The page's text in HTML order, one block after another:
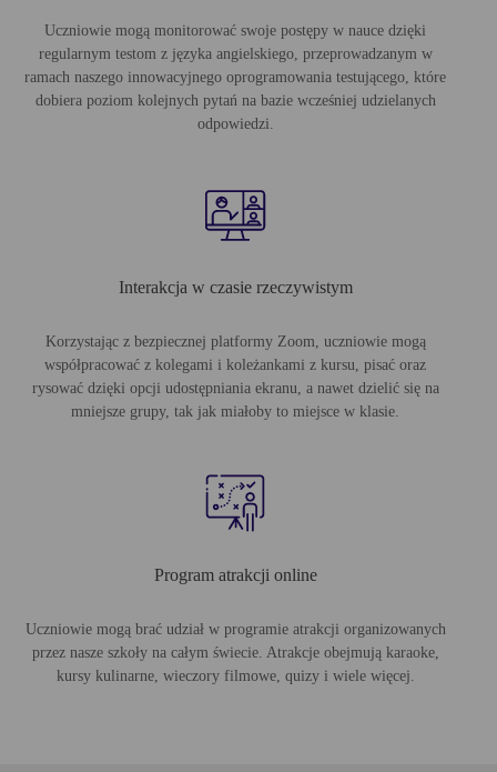
Uczniowie mogą monitorować swoje postępy w nauce dzięki
regularnym testom z języka angielskiego, przeprowadzanym w
ramach naszego innowacyjnego oprogramowania testującego, które
dobiera poziom kolejnych pytań na bazie wcześniej udzielanych
odpowiedzi.
Interakcja w czasie rzeczywistym
Korzystając z bezpiecznej platformy Zoom, uczniowie mogą
współpracować z kolegami i koleżankami z kursu, pisać oraz
rysować dzięki opcji udostępniania ekranu, a nawet dzielić się na
mniejsze grupy, tak jak miałoby to miejsce w klasie.
Program atrakcji online
Uczniowie mogą brać udział w programie atrakcji organizowanych
przez nasze szkoły na całym świecie. Atrakcje obejmują karaoke,
kursy kulinarne, wieczory filmowe, quizy i wiele więcej.